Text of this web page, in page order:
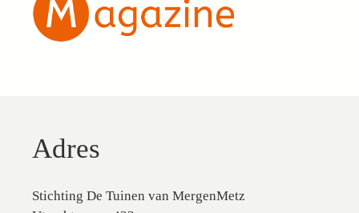
Adres
Stichting De Tuinen van MergenMetz